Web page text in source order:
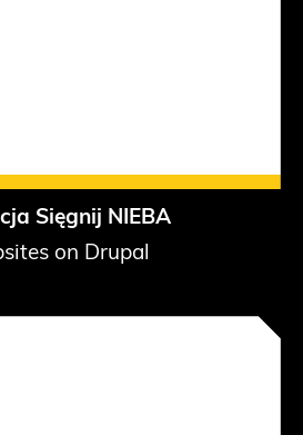
Sięgnij NIEBA
on Drupal